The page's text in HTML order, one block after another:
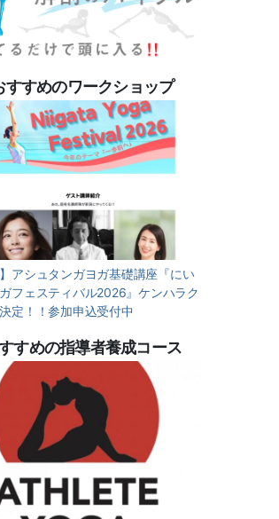
すすめのワークショップ
】アシュタンガヨガ基礎講座『にい
フェスティバル2026』ケンハラク
定！！参加申込受付中
すめの指導者養成コース